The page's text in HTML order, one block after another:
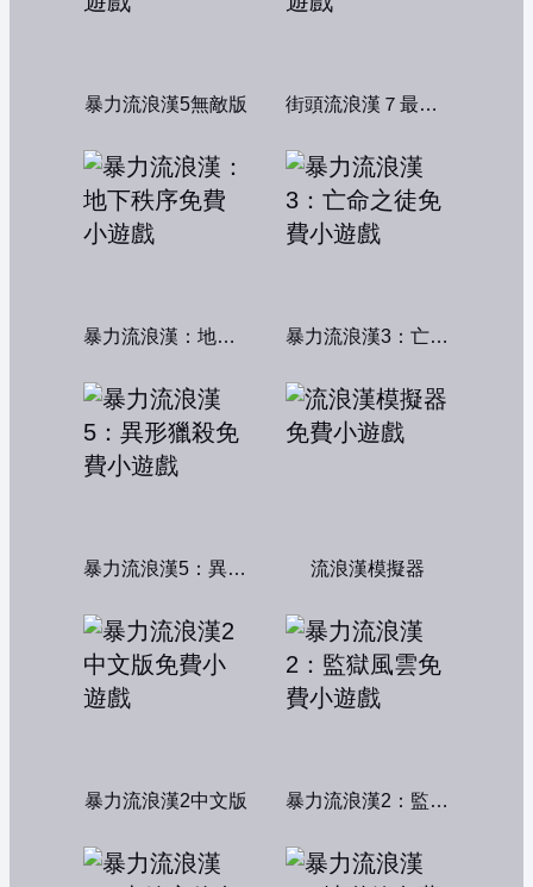
暴力流浪漢5無敵版 街頭流浪漢７最終章
暴力流浪漢：地下秩序 暴力流浪漢3：亡命之徒
暴力流浪漢5：異形獵殺 流浪漢模擬器
暴力流浪漢2中文版 暴力流浪漢2：監獄風雲